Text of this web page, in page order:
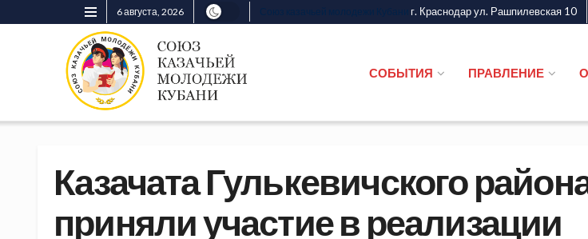
6 августа, 2026 г. Краснодар ул. Рашпилевская 10
СОБЫТИЯ ПРАВЛЕНИЕ
Казачата Гулькевичского
приняли участие в реализации